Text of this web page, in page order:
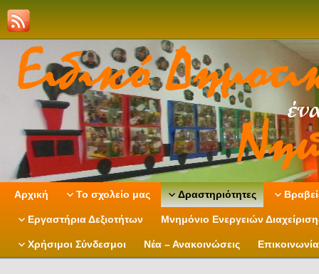
Αρχική Το σχολείο μας Δραστηριότητες
Εργαστήρια Δεξιοτήτων Μνημόνιο Ενεργειών
Χρήσιμοι Σύνδεσμοι Νέα – Ανακοινώσεις Επικοινωνία